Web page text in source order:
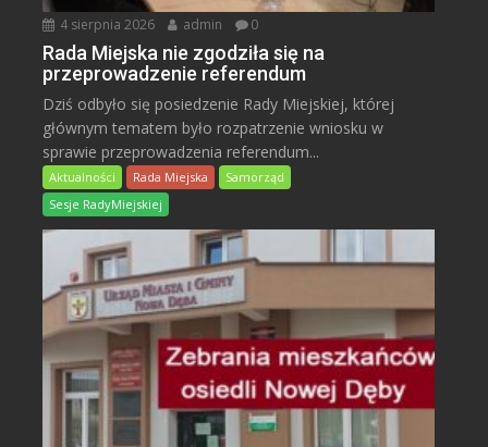
4 sierpnia 2026 admin 0
Rada Miejska nie zgodziła się na
przeprowadzenie referendum
Dziś odbyło się posiedzenie Rady Miejskiej, której
głównym tematem było rozpatrzenie wniosku w
sprawie przeprowadzenia referendum...
Aktualności Rada Miejska
Samorząd
Sesje RadyMiejskiej